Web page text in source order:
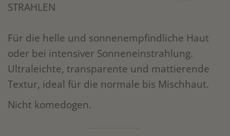
STRAHLEN
Für die helle und sonnenempfindliche Haut
oder bei intensiver Sonneneinstrahlung.
Ultraleichte, transparente und mattierende
Textur, ideal für die normale bis Mischhaut.
Nicht komedogen.